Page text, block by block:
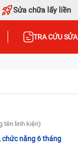
Sửa chữa lấy liền
TRA CỨU SỬA
tên linh kiện)
chức năng 6 tháng